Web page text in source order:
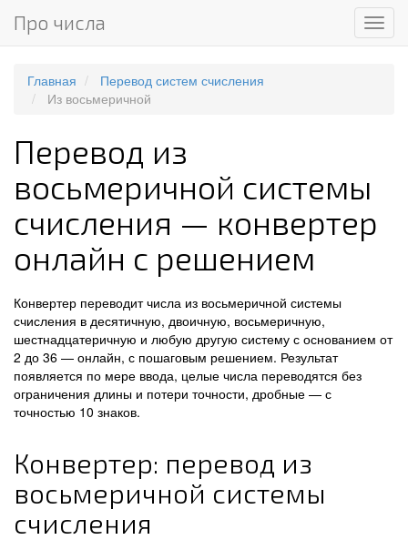
Меню
Про числа
Главная
Перевод систем счисления
Из восьмеричной
Перевод из
восьмеричной системы
счисления — конвертер
онлайн с решением
Конвертер переводит числа из восьмеричной системы
счисления в десятичную, двоичную, восьмеричную,
шестнадцатеричную и любую другую систему с основанием от
2 до 36 — онлайн, с пошаговым решением. Результат
появляется по мере ввода, целые числа переводятся без
ограничения длины и потери точности, дробные — с
точностью 10 знаков.
Конвертер: перевод из
восьмеричной системы
счисления